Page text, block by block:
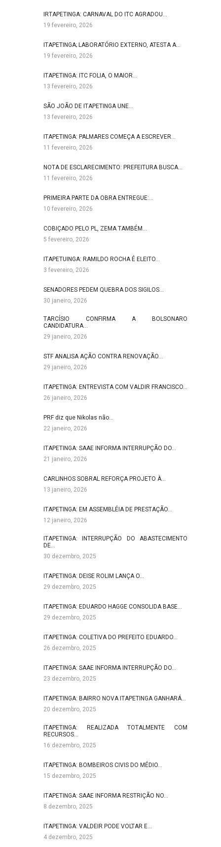
IRTAPETINGA: CARNAVAL DO ITC AGRADOU…
19 fevereiro, 2026
ITAPETINGA; LABORATÓRIO EXTERNO, ATESTA A…
19 fevereiro, 2026
ITAPETINGA: ITC FOLIA, O MAIOR…
13 fevereiro, 2026
SÃO JOÃO DE ITAPETINGA UNE…
13 fevereiro, 2026
ITAPETINGA: PALMARES COMEÇA A ESCREVER…
11 fevereiro, 2026
NOTA DE ESCLARECIMENTO: PREFEITURA BUSCA…
11 fevereiro, 2026
PRIMEIRA PARTE DA OBRA ENTREGUE:…
10 fevereiro, 2026
COBIÇADO PELO PL, ZEMA TAMBÉM…
5 fevereiro, 2026
ITAPETUINGA: RAMILDO ROCHA É ELEITO…
3 fevereiro, 2026
SENADORES PEDEM QUEBRA DOS SIGILOS…
30 janeiro, 2026
TARCÍSIO CONFIRMA A BOLSONARO
CANDIDATURA…
29 janeiro, 2026
STF ANALISA AÇÃO CONTRA RENOVAÇÃO…
29 janeiro, 2026
ITAPETINGA: ENTREVISTA COM VALDIR FRANCISCO…
26 janeiro, 2026
PRF diz que Nikolas não…
22 janeiro, 2026
ITAPETINGA: SAAE INFORMA INTERRUPÇÃO DO…
21 janeiro, 2026
CARLINHOS SOBRAL REFORÇA PROJETO À…
13 janeiro, 2026
ITAPETINGA: EM ASSEMBLÉIA DE PRESTAÇÃO…
12 janeiro, 2026
ITAPETINGA: INTERRUPÇÃO DO ABASTECIMENTO
DE…
30 dezembro, 2025
ITAPETINGA: DEISE ROLIM LANÇA O…
29 dezembro, 2025
ITAPETINGA: EDUARDO HAGGE CONSOLIDA BASE…
29 dezembro, 2025
ITAPETINGA: COLETIVA DO PREFEITO EDUARDO…
26 dezembro, 2025
ITAPETINGA: SAAE INFORMA INTERRUPÇÃO DO…
23 dezembro, 2025
ITAPETINGA: BAIRRO NOVA ITAPETINGA GANHARÁ…
20 dezembro, 2025
ITAPETINGA: REALIZADA TOTALMENTE COM
RECURSOS…
16 dezembro, 2025
ITAPETINGA: BOMBEIROS CIVIS DO MÉDIO…
15 dezembro, 2025
ITAPETINGA: SAAE INFORMA RESTRIÇÃO NO…
8 dezembro, 2025
ITAPETINGA: VALDEIR PODE VOLTAR E…
4 dezembro, 2025